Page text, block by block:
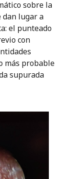
sobre la
dan lugar a
el punteado
con
más probable
supurada